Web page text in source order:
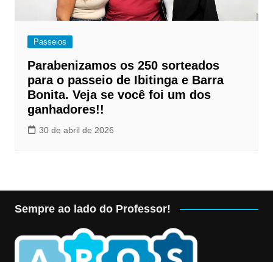
Passeios
Parabenizamos os 250 sorteados
para o passeio de Ibitinga e Barra
Bonita. Veja se você foi um dos
ganhadores!!
30 de abril de 2026
Sempre ao lado do Professor!